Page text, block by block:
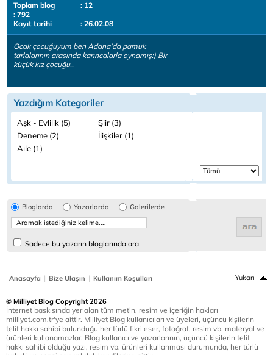
Toplam blog
: 12
: 792
Kayıt tarihi
: 26.02.08
Ocak çocuğuyum ben Adana'da pamuk
tarlalarının arasında karıncalarla oynamış:) Bir
küçük kız çocuğu..
Yazdığım Kategoriler
Aşk - Evlilik (5)
Şiir (3)
Deneme (2)
İlişkiler (1)
Aile (1)
Bloglarda Yazarlarda Galerilerde
Sadece bu yazarın bloglarında ara
Anasayfa | Bize Ulaşın | Kullanım Koşulları Yukarı
© Milliyet Blog Copyright 2026
İnternet baskısında yer alan tüm metin, resim ve içeriğin hakları
milliyet.com.tr'ye aittir. Milliyet Blog kullanıcıları ve üyeleri, üçüncü kişilerin
telif hakkı sahibi bulunduğu her türlü fikri eser, fotoğraf, resim vb. materyal ve
ürünleri kullanamazlar. Blog kullanıcı ve yazarlarının, üçüncü kişilerin telif
hakkı sahibi olduğu yazı, resim vb. ürünleri kullanması durumunda, her türlü